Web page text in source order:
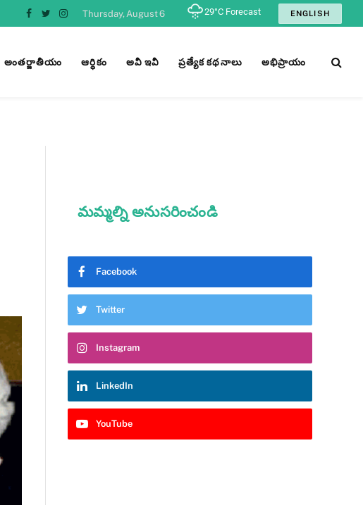
Facebook
TwitterInstagram
Thursday, August 6 ENGLISH
అంతర్జాతీయం ఆర్ధికం అవీ ఇవీ ప్రత్యేక కథనాలు అభిప్రాయం
మమ్మల్ని అనుసరించండి
Facebook
Twitter
Instagram
LinkedIn
YouTube